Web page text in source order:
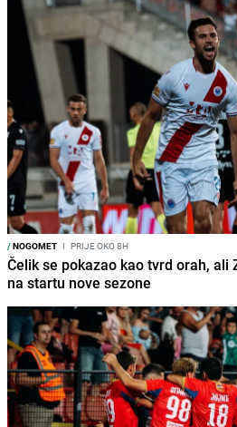
/NOGOMET I PRIJE OKO 8H
Čelik se pokazao kao tvrd orah, ali
na startu nove sezone